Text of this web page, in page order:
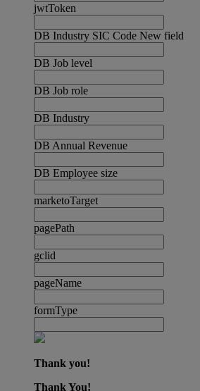
jwtToken
DB Industry SIC Code New field
DB Job level
DB Job role
DB Industry
DB Annual Revenue
DB Employee size
marketoTarget
pagePath
gclid
pageName
formType
Thank you!
Thank You!